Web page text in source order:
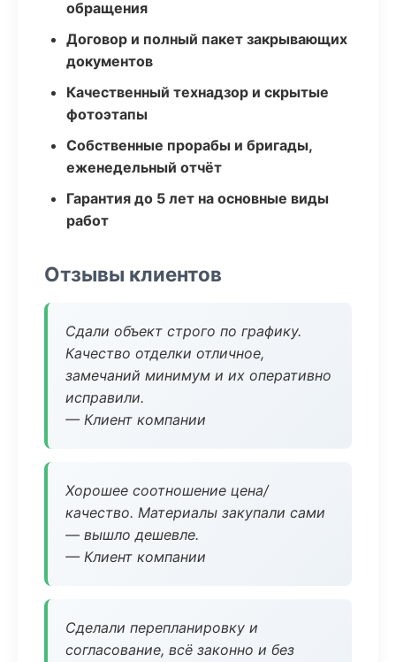
обращения
Договор и полный пакет закрывающих
документов
Качественный технадзор и скрытые
фотоэтапы
Собственные прорабы и бригады,
еженедельный отчёт
Гарантия до 5 лет на основные виды
работ
Отзывы клиентов
Сдали объект строго по графику.
Качество отделки отличное,
замечаний минимум и их оперативно
исправили.
— Клиент компании
Хорошее соотношение цена/
качество. Материалы закупали сами
— вышло дешевле.
— Клиент компании
Сделали перепланировку и
согласование, всё законно и без